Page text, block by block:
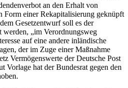
an den Erhalt von
Form einer Rekapitalisierung geknüpft
Gesetzentwurf soll es der
„im Verordnungsweg
auf eine andere inländische
der im Zuge einer Maßnahme
Vermögenswerte der Deutsche Post
Vorlage hat der Bundesrat gegen den